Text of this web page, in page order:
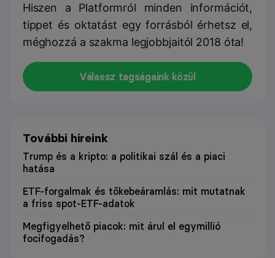
Hiszen a Platformról minden információt,
tippet és oktatást egy forrásból érhetsz el,
méghozzá a szakma legjobbjaitól 2018 óta!
Válassz tagságaink közül
További híreink
Trump és a kripto: a politikai szál és a piaci
hatása
ETF-forgalmak és tőkebeáramlás: mit mutatnak
a friss spot-ETF-adatok
Megfigyelhető piacok: mit árul el egymillió
focifogadás?